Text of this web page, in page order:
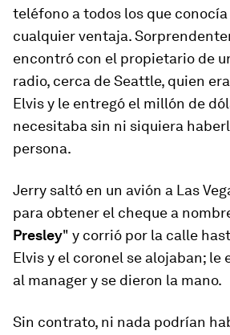
teléfono a todos los que
cualquier ventaja.
encontró con el propietario de
radio, cerca de Seattle, quien
Elvis y le entregó el millón de
necesitaba sin ni siquiera
persona.
Jerry saltó en un avión a Las
para obtener el cheque a
Presley" y corrió por la calle
Elvis y el coronel se alojaban; le
al manager y se dieron la mano.
Sin contrato, ni nada podrían